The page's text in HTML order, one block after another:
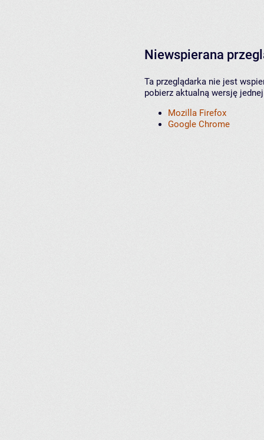
Niewspierana
Ta przeglądarka nie jest
pobierz aktualną wersję
Mozilla Firefox
Google Chrome